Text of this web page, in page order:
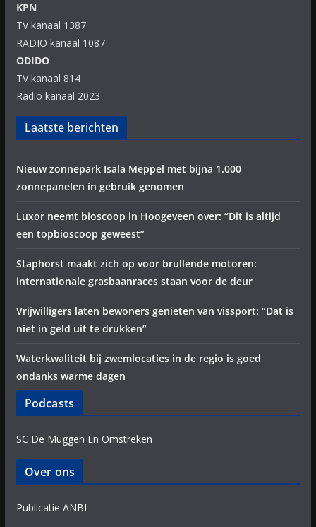
KPN
TV kanaal 1387
RADIO kanaal 1087
ODIDO
TV kanaal 814
Radio kanaal 2023
Laatste berichten
Nieuw zonnepark Isala Meppel met bijna 1.000
zonnepanelen in gebruik genomen
Luxor neemt bioscoop in Hoogeveen over: “Dit is altijd
een topbioscoop geweest”
Staphorst maakt zich op voor brullende motoren:
internationale grasbaanraces staan voor de deur
Vrijwilligers laten bewoners genieten van vissport: “Dat is
niet in geld uit te drukken”
Waterkwaliteit bij zwemlocaties in de regio is goed
ondanks warme dagen
Podcasts
SC De Muggen En Omstreken
Over ons
Publicatie ANBI